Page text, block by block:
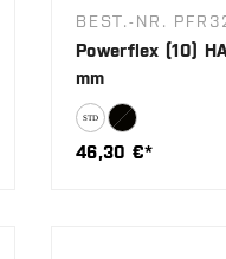
BEST.-NR.
Powerflex (10)
mm
46,30 €*